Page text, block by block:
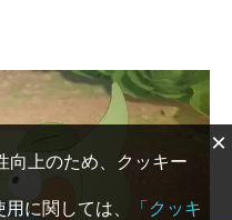
メ記事をご紹介！
×
向上のため、クッキー
に関しては、
「クッキ